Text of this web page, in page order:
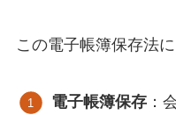
この電子帳簿保存法
電子帳簿保存 ：